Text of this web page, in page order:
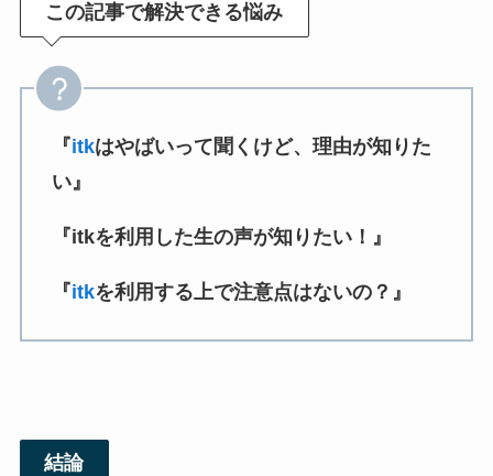
この記事で解決できる悩み
『itkはやばいって聞くけど、理由が知りた
い』
『itkを利用した生の声が知りたい！』
『itkを利用する上で注意点はないの？』
結論